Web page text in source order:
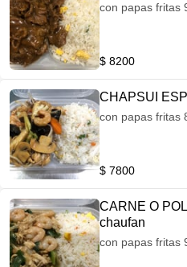
con papas fritas
$ 8200
CHAPSUI
con papas fritas
$ 7800
CARNE O
chaufan
con papas fritas